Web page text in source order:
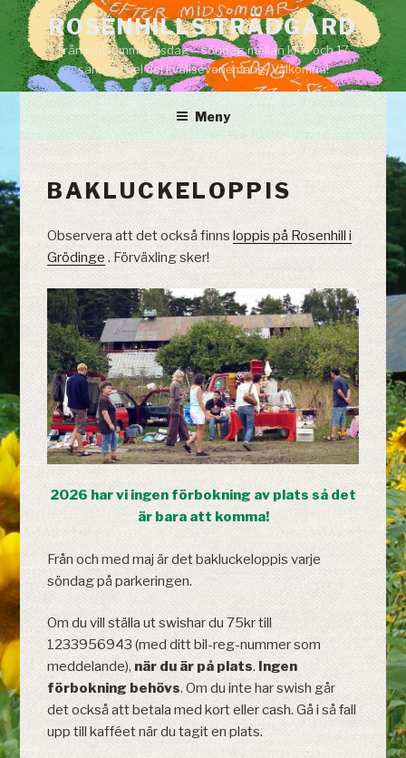
Hoppa
till
innehåll
ROSENHILLS TRÄDGÅRD
Från midsommar tisdag – söndag mellan kl 11 och 17
samt en hel del kvällsevenemang. Välkomna!
Meny
BAKLUCKELOPPIS
Observera att det också finnsloppis på Rosenhill i
Grödinge . Förväxling sker!
2026 har vi ingen förbokning av plats så det
är bara att komma!
Från och med maj är det bakluckeloppis varje
söndag på parkeringen.
Om du vill ställa ut swishar du 75kr till
1233956943 (med ditt bil-reg-nummer som
meddelande), när du är på plats. Ingen
förbokning behövs. Om du inte har swish går
det också att betala med kort eller cash. Gå i så fall
upp till kafféet när du tagit en plats.